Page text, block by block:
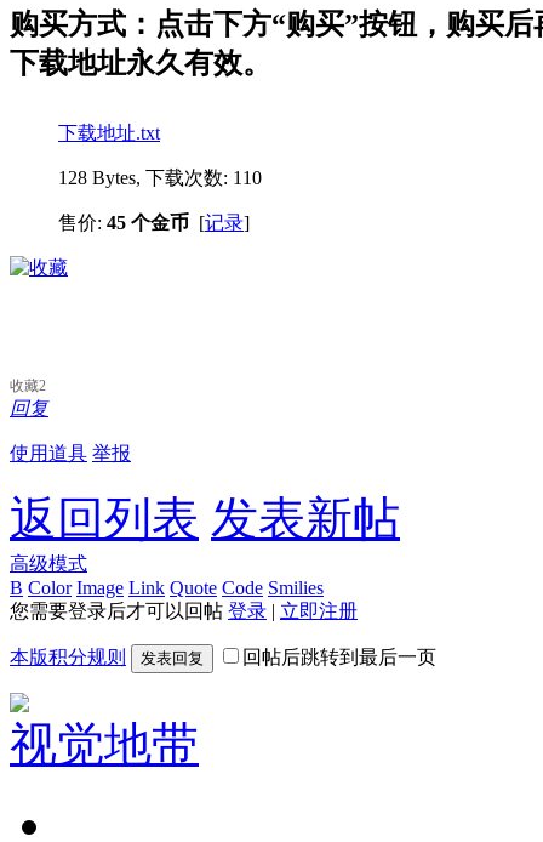
购买方式：点击下方“购买”按钮，购买
下载地址永久有效。
下载地址.txt
128 Bytes, 下载次数: 110
售价: 45 个金币 [记录]
收藏2
回复
使用道具 举报
返回列表 发表新帖
高级模式
B Color Image Link Quote Code Smilies
您需要登录后才可以回帖 登录 | 立即注册
本版积分规则 发表回复 回帖后跳转到最后一页
视觉地带